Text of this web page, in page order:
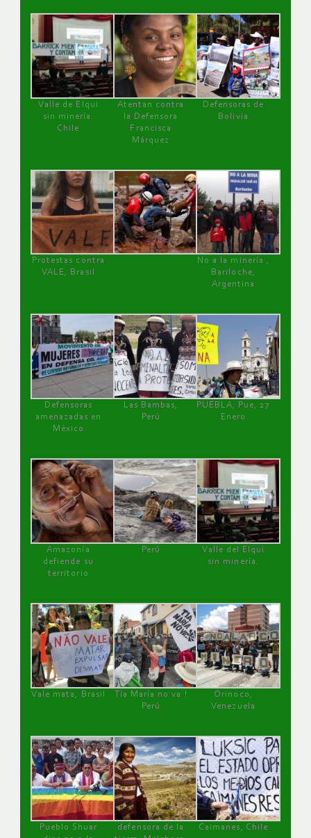
Valle de Elqui
sin minería.
Chile
Atentan contra
la Defensora
Francisca
Márquez
Defensoras de
Bolivia
Protestas contra
VALE, Brasil
No a la minería ,
Bariloche,
Argentina
Defensoras
amenazadas en
México
Las Bambas,
Perú
PUEBLA, Pue, 27
Enero
Amazonía
defiende su
territorio
Perú
Valle del Elqui
sin minería.
Vale mata, Brasil
Tía María no va !
Perú
Orinoco,
Venezuela
Pueblo Shuar
defensora de la
Caimanes, Chile